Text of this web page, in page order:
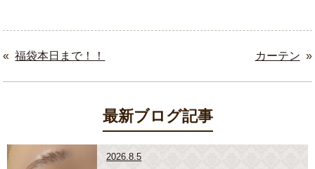
« 福袋本日まで！！ »
カーテン
最新ブログ記事
2026.8.5